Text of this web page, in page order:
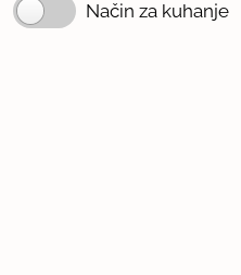
Način za kuhanje